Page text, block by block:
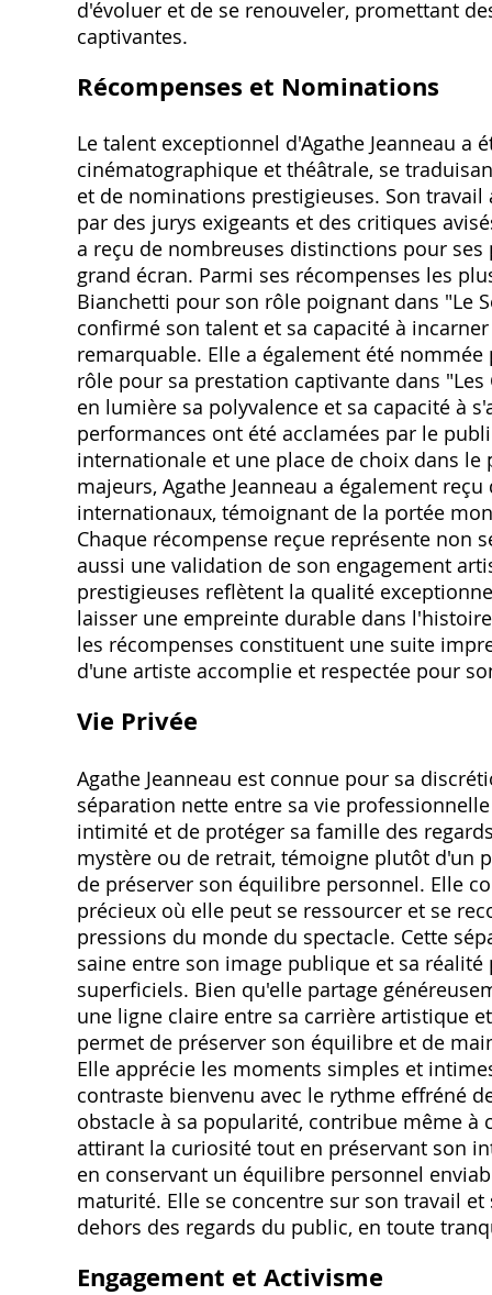
d'évoluer et de se renouveler, promettant
captivantes.
Récompenses et Nominations
Le talent exceptionnel d'Agathe Jeanneau
cinématographique et théâtrale, se
et de nominations prestigieuses. Son
par des jurys exigeants et des critiques
a reçu de nombreuses distinctions pour
grand écran. Parmi ses récompenses les
Bianchetti pour son rôle poignant dans "Le
confirmé son talent et sa capacité à
remarquable. Elle a également été
rôle pour sa prestation captivante dans
en lumière sa polyvalence et sa capacité à
performances ont été acclamées par le
internationale et une place de choix dans
majeurs, Agathe Jeanneau a également
internationaux, témoignant de la portée
Chaque récompense reçue représente non
aussi une validation de son engagement
prestigieuses reflètent la qualité
laisser une empreinte durable dans
les récompenses constituent une suite
d'une artiste accomplie et respectée pour
Vie Privée
Agathe Jeanneau est connue pour sa
séparation nette entre sa vie
intimité et de protéger sa famille des
mystère ou de retrait, témoigne plutôt d'un
de préserver son équilibre personnel. Elle
précieux où elle peut se ressourcer et se
pressions du monde du spectacle. Cette
saine entre son image publique et sa
superficiels. Bien qu'elle partage
une ligne claire entre sa carrière artistique
permet de préserver son équilibre et de
Elle apprécie les moments simples et
contraste bienvenu avec le rythme effréné
obstacle à sa popularité, contribue même à
attirant la curiosité tout en préservant son
en conservant un équilibre personnel
maturité. Elle se concentre sur son travail
dehors des regards du public, en toute
Engagement et Activisme